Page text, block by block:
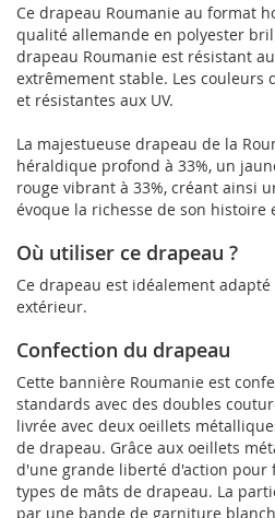
Ce drapeau Roumanie au format
qualité allemande en polyester
drapeau Roumanie est résistant
extrêmement stable. Les couleurs
et résistantes aux UV.
La majestueuse drapeau de la
héraldique profond à 33%, un
rouge vibrant à 33%, créant ainsi
évoque la richesse de son histoire
Où utiliser ce drapeau ?
Ce drapeau est idéalement
extérieur.
Confection du drapeau
Cette bannière Roumanie est
standards avec des doubles
livrée avec deux oeillets
de drapeau. Grâce aux oeillets
d'une grande liberté d'action pour
types de mâts de drapeau. La
par une bande de garniture